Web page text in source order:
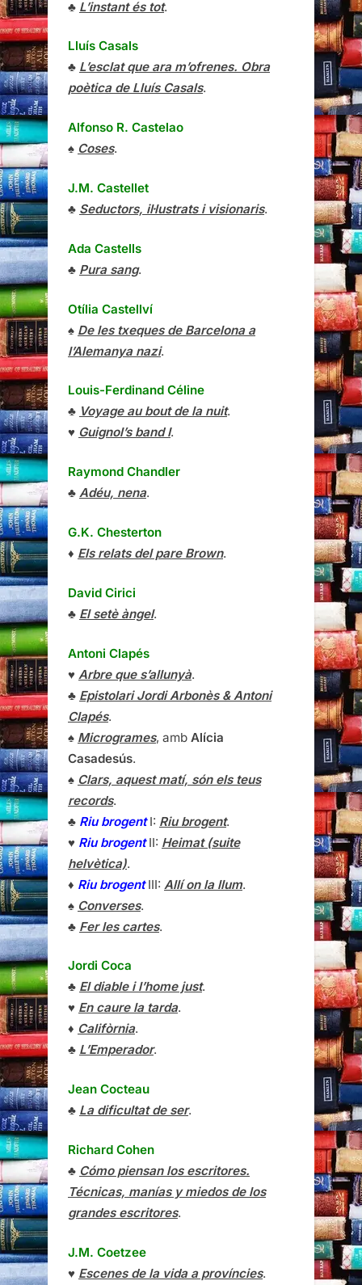
♣ L’instant és tot.
Lluís Casals
♣ L’esclat que ara m’ofrenes. Obra
poètica de Lluís Casals.
Alfonso R. Castelao
♠ Coses.
J.M. Castellet
♣ Seductors, il·lustrats i visionaris.
Ada Castells
♣ Pura sang.
Otília Castellví
♠ De les txeques de Barcelona a
l’Alemanya nazi.
Louis-Ferdinand Céline
♣ Voyage au bout de la nuit.
♥ Guignol’s band I.
Raymond Chandler
♣ Adéu, nena.
G.K. Chesterton
♦ Els relats del pare Brown.
David Cirici
♣ El setè àngel.
Antoni Clapés
♥ Arbre que s’allunyà.
♣ Epistolari Jordi Arbonès & Antoni
Clapés.
♠ Microgrames, amb Alícia
Casadesús.
♠ Clars, aquest matí, són els teus
records.
♣ Riu brogentI: Riu brogent.
♥ Riu brogentII: Heimat (suite
helvètica).
♦ Riu brogentIII: Allí on la llum.
♠ Converses.
♣ Fer les cartes.
Jordi Coca
♣ El diable i l’home just.
♥ En caure la tarda.
♦ Califòrnia.
♣ L’Emperador.
Jean Cocteau
♣ La dificultat de ser.
Richard Cohen
♣ Cómo piensan los escritores.
Técnicas, manías y miedos de los
grandes escritores.
J.M. Coetzee
♥ Escenes de la vida a províncies.